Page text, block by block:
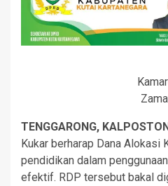
TENGGARONG,
Kukar berharap Dana Alokasi
pendidikan dalam
efektif. RDP tersebut bakal